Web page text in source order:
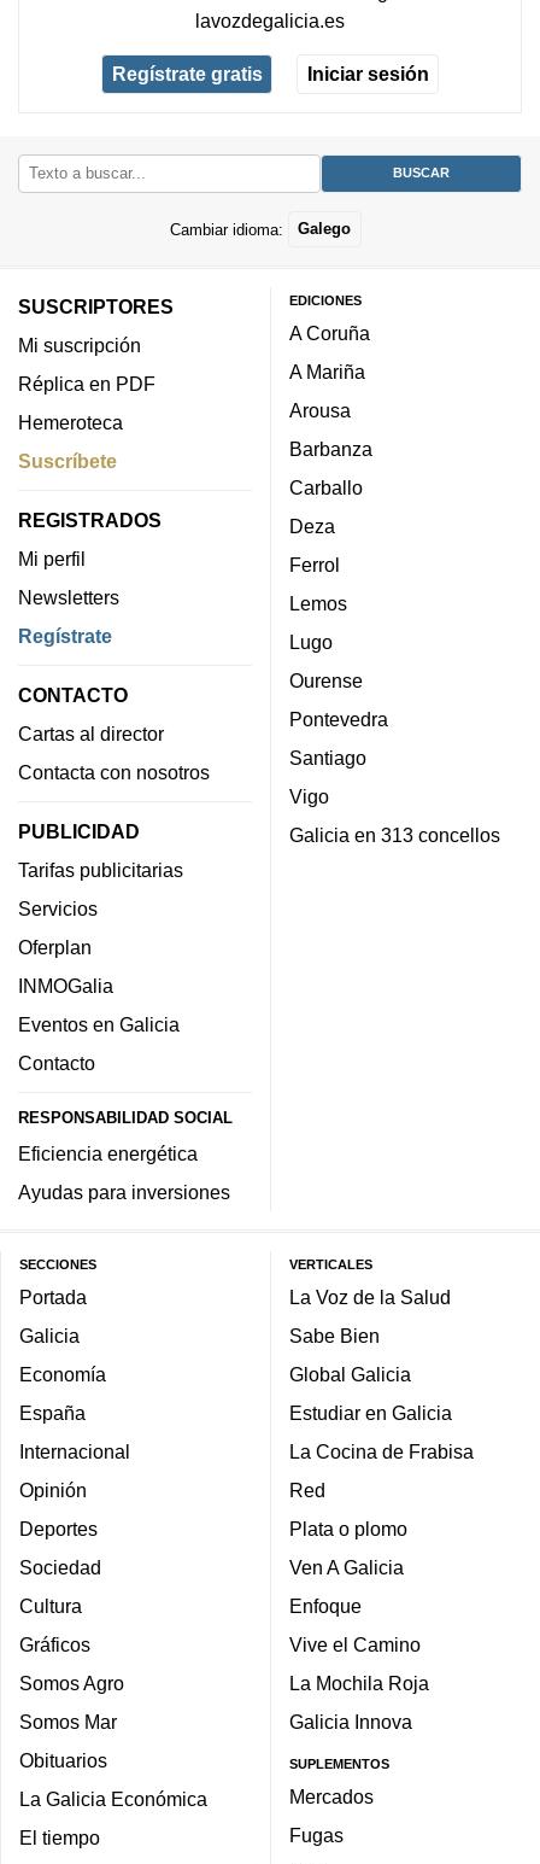
lavozdegalicia.es
Regístrate gratis Iniciar sesión
Cambiar idioma: Galego
SUSCRIPTORES
Mi suscripción
Réplica en PDF
Hemeroteca
Suscríbete
REGISTRADOS
Mi perfil
Newsletters
Regístrate
CONTACTO
Cartas al director
Contacta con nosotros
PUBLICIDAD
Tarifas publicitarias
Servicios
Oferplan
INMOGalia
Eventos en Galicia
Contacto
RESPONSABILIDAD SOCIAL
Eficiencia energética
Ayudas para inversiones
EDICIONES
A Coruña
A Mariña
Arousa
Barbanza
Carballo
Deza
Ferrol
Lemos
Lugo
Ourense
Pontevedra
Santiago
Vigo
Galicia en 313 concellos
SECCIONES
Portada
Galicia
Economía
España
Internacional
Opinión
Deportes
Sociedad
Cultura
Gráficos
Somos Agro
Somos Mar
Obituarios
La Galicia Económica
El tiempo
VERTICALES
La Voz de la Salud
Sabe Bien
Global Galicia
Estudiar en Galicia
La Cocina de Frabisa
Red
Plata o plomo
Ven A Galicia
Enfoque
Vive el Camino
La Mochila Roja
Galicia Innova
SUPLEMENTOS
Mercados
Fugas